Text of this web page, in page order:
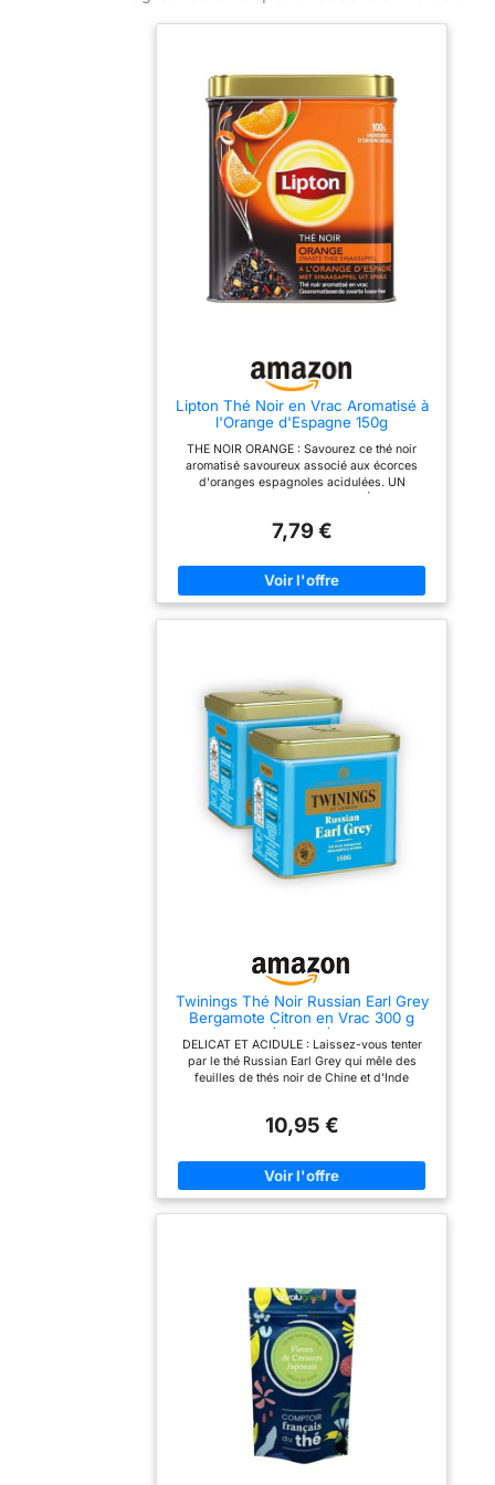
un usage quotidien ou une petite réception.
Gain de place au congélateur. Démoulage ultra
facile: Le silicone souple permet d’extraire les
glaçons d’une simple pression. Plus besoin
de tordre ou cogner le bac. Les glaçons se
libèrent un par un ou ensemble, sans casse,
même après plusieurs heures de congélation.
Nettoyable au lave-vaisselle:Passez le moule
au lave-vaisselle (panier supérieur). En cas
de question sur l’utilisation (démoulage,
stockage, résistance), n'hésitez pas à nous
contacter, nous vous répondrons dans les plus
brefs délais.
Lipton Thé Noir en Vrac Aromatisé à
l'Orange d'Espagne 150g
THE NOIR ORANGE : Savourez ce thé noir
aromatisé savoureux associé aux écorces
d'oranges espagnoles acidulées. UN
MOMENT DE PLAISIR ENSOLEILLÉ : Laissez
de thé en vrac noir parfumé aux écorces
NATURELLE : Composée de feuilles de the
noir de grande qualité, certifiées Rainforest
Alliance, cette recette est 100% ingrédients
NOIRS LIPTON : Une harmonie parfaite de
couleurs, parfums et de saveurs sublimée par
des feuilles de thé soigneusement
sélectionnées roulées puis séchées selon la
méthode traditionnelle pour vous proposer un
thé de grande qualité.
7,79 €
Twinings Thé Noir Russian Earl Grey
Bergamote Citron en Vrac 300 g
(2x150g)
DELICAT ET ACIDULE : Laissez-vous tenter
par le thé Russian Earl Grey qui mêle des
feuilles de thés noir de Chine et d’Inde
aux pétales de bleuet et de calendula UN
TOUJOURS AU RENDEZ-VOUS : 2 boîtes
conservation de 150 g thé en vrac (Total 300
g). Dosez selon vos envies, en tasse ou en
riche en goût et en caractère. Plus de 300 ans
d’expertise pour éveiller vos sens à chaque
tasse ASTUCES POUR SAVOURER CHAQUE
TASSE : Une cuillerée dans une boule à thé,
200 ml d’eau frémissante à 95°C par tasse,
infusez 3 min pour un équilibre parfait ou 5
min pour plus d’intensité. Dans une théière,
comptez une cuillère par personne UNE
PAUSE QUI A DU GOUT : Pour démarrer la
journée du bon pied ou pour donner de l'allure
aux petits instants du quotidien, elle est
10,95 €